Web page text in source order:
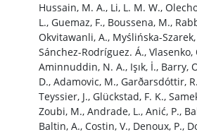
Hussain, M. A., Li, L. M. W.,
L., Guemaz, F., Boussena, M.,
Okvitawanli, A., Myślińska-Szarek,
Sánchez-Rodríguez. Á., Vlasenko,
Aminnuddin, N. A., Işık, İ., Barry,
D., Adamovic, M., Garðarsdóttir,
Teyssier, J., Glückstad, F. K.,
Zoubi, M., Andrade, L., Anić, P.,
Baltin, A., Costin, V., Denoux, P.,